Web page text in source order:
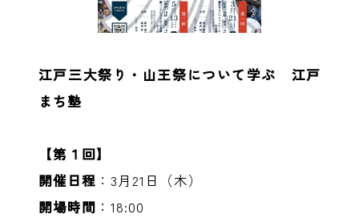
江戸三大祭り・山王祭について学ぶ 江戸
まち塾
【第１回】
開催日程 ：3月21日（木）
開場時間 ：18:00